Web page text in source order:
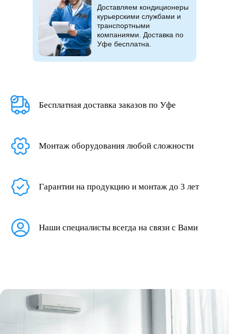
Доставляем кондиционеры
курьерскими службами и
транспортными
компаниями. Доставка по
Уфе бесплатна.
Бесплатная доставка заказов по Уфе
Монтаж оборудования любой сложности
Гарантии на продукцию и монтаж до 3 лет
Наши специалисты всегда на связи с Вами